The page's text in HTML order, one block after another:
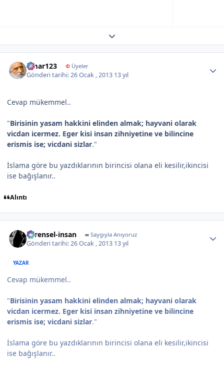
Expand topic overview
omar123 ΦÜyeler
Gönderi tarihi:26 Ocak , 2013 13 yıl
Cevap mükemmel..
"Birisinin yasam hakkini elinden almak; hayvani olarak
vicdan icermez. Eger kisi insan zihniyetine ve bilincine
erismis ise; vicdani sizlar."
İslama göre bu yazdıklarının birincisi olana eli kesilir,ikincisi
ise bağışlanır..
Alıntı
evrensel-insan ∞Saygıyla Anıyoruz
Gönderi tarihi:26 Ocak , 2013 13 yıl
YAZAR
Cevap mükemmel..
"Birisinin yasam hakkini elinden almak; hayvani olarak
vicdan icermez. Eger kisi insan zihniyetine ve bilincine
erismis ise; vicdani sizlar."
İslama göre bu yazdıklarının birincisi olana eli kesilir,ikincisi
ise bağışlanır..